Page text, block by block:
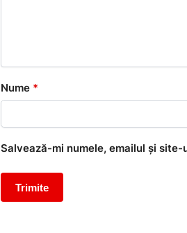
Nume *
Salvează-mi numele, emailul și